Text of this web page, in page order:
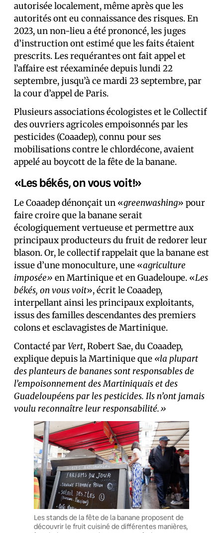
autorisée localement, même après que les
autorités ont eu connaissance des risques. En
2023, un non-lieu a été prononcé, les juges
d’instruction ont estimé que les faits étaient
prescrits. Les requérant·es ont fait appel et
l’affaire est réexaminée depuis lundi 22
septembre, jusqu’à ce mardi 23 septembre, par
la cour d’appel de Paris.
Plusieurs associations écologistes et le Collectif
des ouvriers agricoles empoisonnés par les
pesticides (Coaadep), connu pour ses
mobilisations contre le chlordécone, avaient
appelé au boycott de la fête de la banane.
«Les békés, on vous voit!»
Le Coaadep dénonçait un «greenwashing» pour
faire croire que la banane serait
écologiquement vertueuse et permettre aux
principaux producteurs du fruit de redorer leur
blason. Or, le collectif rappelait que la banane est
issue d’une monoculture, une «agriculture
imposée» en Martinique et en Guadeloupe. «Les
békés, on vous voit», écrit le Coaadep,
interpellant ainsi les principaux exploitants,
issus des familles descendantes des premiers
colons et esclavagistes de Martinique.
Contacté parVert, Robert Sae, du Coaadep,
explique depuis la Martinique que «la plupart
des planteurs de bananes sont responsables de
l’empoisonnement des Martiniquais et des
Guadeloupéens par les pesticides. Ils n’ont jamais
voulu reconnaître leur responsabilité.»
Les stands de la fête de la banane proposent de
découvrir le fruit cuisiné de différentes manières,